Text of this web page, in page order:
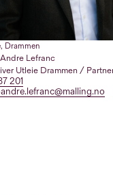
, Drammen
Lefranc
Utleie Drammen /
201